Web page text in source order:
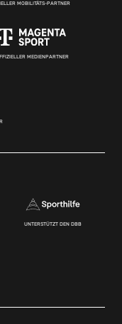
MOBILITÄTS-PARTNER
MEDIENPARTNER
UNTERSTÜTZT DEN DBB